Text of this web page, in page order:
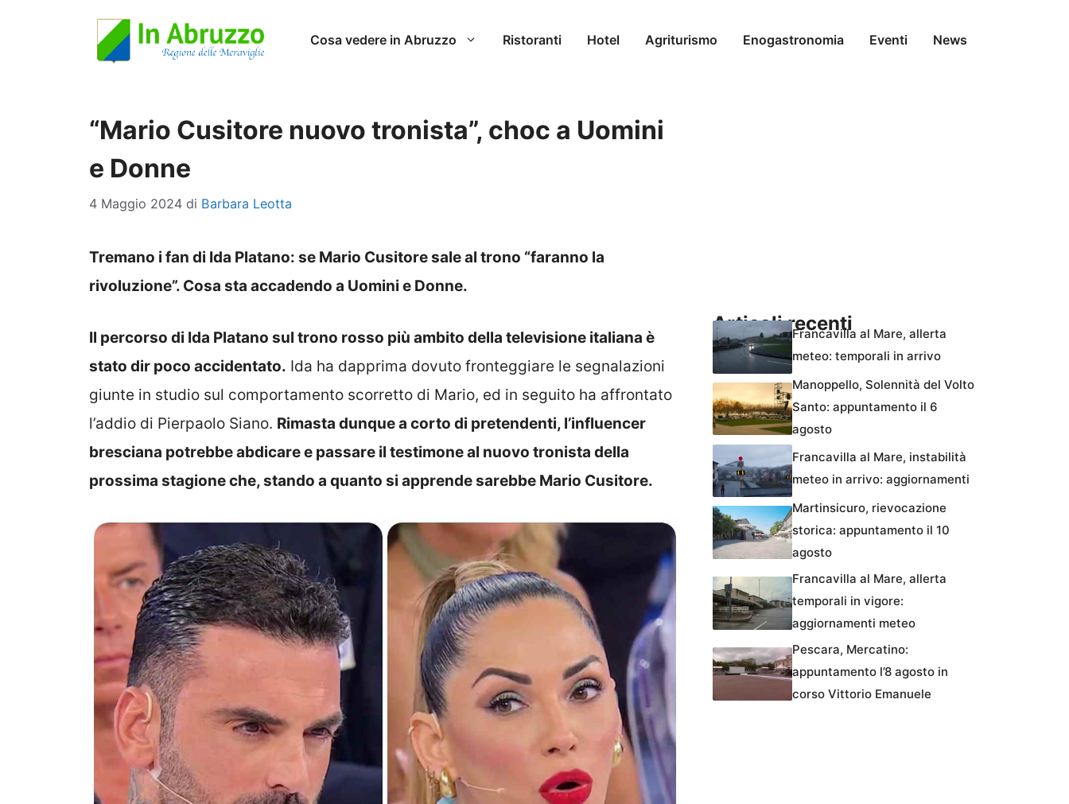
Cosa vedere in Abruzzo Ristoranti Hotel Agriturismo Enogastronomia Eventi News
“Mario Cusitore nuovo tronista”, choc a Uomini
e Donne
4 Maggio 2024 di Barbara Leotta
Tremano i fan di Ida Platano: se Mario Cusitore sale al trono “faranno la
rivoluzione”. Cosa sta accadendo a Uomini e Donne.
Il percorso di Ida Platano sul trono rosso più ambito della televisione italiana è
stato dir poco accidentato. Ida ha dapprima dovuto fronteggiare le segnalazioni
giunte in studio sul comportamento scorretto di Mario, ed in seguito ha affrontato
l’addio di Pierpaolo Siano. Rimasta dunque a corto di pretendenti, l’influencer
bresciana potrebbe abdicare e passare il testimone al nuovo tronista della
prossima stagione che, stando a quanto si apprende sarebbe Mario Cusitore.
Articoli recentiFrancavilla al Mare, allerta
meteo: temporali in arrivo
Manoppello, Solennità del Volto
Santo: appuntamento il 6
agosto
Francavilla al Mare, instabilità
meteo in arrivo: aggiornamenti
Martinsicuro, rievocazione
storica: appuntamento il 10
agosto
Francavilla al Mare, allerta
temporali in vigore:
aggiornamenti meteo
Pescara, Mercatino:
appuntamento l’8 agosto in
corso Vittorio Emanuele